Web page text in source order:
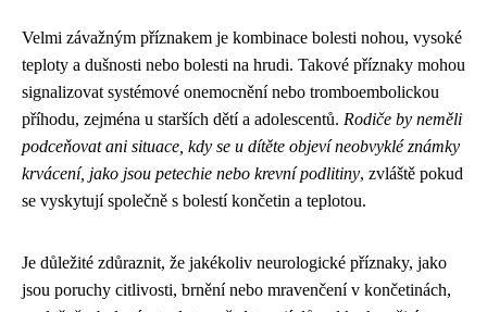
Velmi závažným příznakem je kombinace bolesti nohou, vysoké
teploty a dušnosti nebo bolesti na hrudi. Takové příznaky mohou
signalizovat systémové onemocnění nebo tromboembolickou
příhodu, zejména u starších dětí a adolescentů. Rodiče by neměli
podceňovat ani situace, kdy se u dítěte objeví neobvyklé známky
krvácení, jako jsou petechie nebo krevní podlitiny, zvláště pokud
se vyskytují společně s bolestí končetin a teplotou.
Je důležité zdůraznit, že jakékoliv neurologické příznaky, jako
jsou poruchy citlivosti, brnění nebo mravenčení v končetinách,